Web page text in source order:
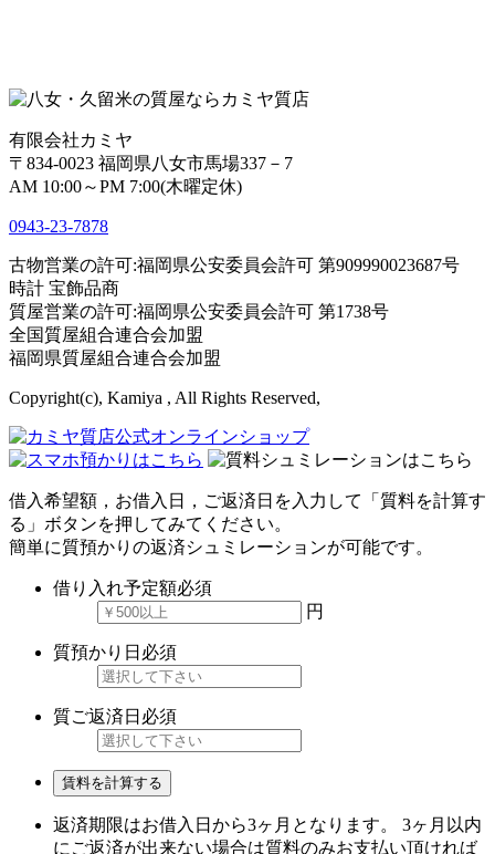
有限会社カミヤ
〒834-0023 福岡県八女市馬場337－7
AM 10:00～PM 7:00(木曜定休)
0943-23-7878
古物営業の許可:福岡県公安委員会許可 第909990023687号
時計 宝飾品商
質屋営業の許可:福岡県公安委員会許可 第1738号
全国質屋組合連合会加盟
福岡県質屋組合連合会加盟
Copyright(c), Kamiya , All Rights Reserved,
借入希望額，お借入日，ご返済日を入力して「質料を計算す
る」ボタンを押してみてください。
簡単に質預かりの返済シュミレーションが可能です。
借り入れ予定額必須
円
質預かり日 必須
質ご返済日 必須
賃料を計算する
返済期限はお借入日から3ヶ月となります。 3ヶ月以内
にご返済が出来ない場合は質料のみお支払い頂ければ